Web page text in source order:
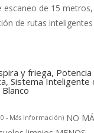
escaneo de 15 metros,
de rutas inteligentes
y friega, Potencia
Sistema Inteligente
- Más información) NO